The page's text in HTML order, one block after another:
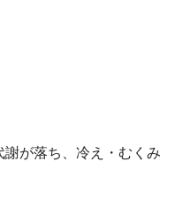
が落ち、冷え・むくみ